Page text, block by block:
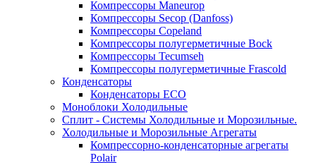
Компрессоры Maneurop
Компрессоры Secop (Danfoss)
Компрессоры Copeland
Компрессоры полугерметичные Bock
Компрессоры Tecumseh
Компрессоры полугерметичные Frascold
Конденсаторы
Конденсаторы ECO
Моноблоки Холодильные
Сплит - Системы Холодильные и Морозильные.
Холодильные и Морозильные Агрегаты
Компрессорно-конденсаторные агрегаты
Polair